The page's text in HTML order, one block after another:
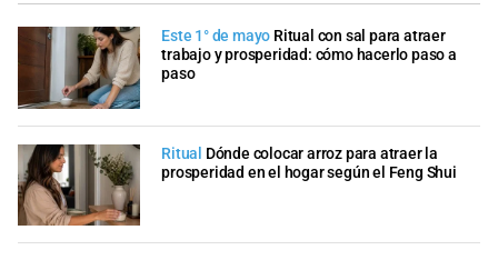
Este 1° de mayo Ritual con sal para atraer
trabajo y prosperidad: cómo hacerlo paso a
paso
Ritual Dónde colocar arroz para atraer la
prosperidad en el hogar según el Feng Shui